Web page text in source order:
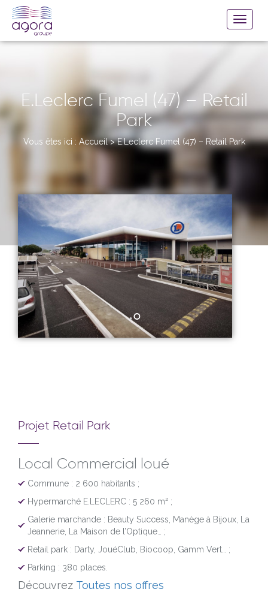
E.Leclerc Fumel (47) – Retail
Park
Vous êtes ici : Accueil>E.Leclerc Fumel (47) – Retail Park
Projet Retail Park
Local Commercial loué
Commune : 2 600 habitants ;
Hypermarché E.LECLERC : 5 260 m² ;
Galerie marchande : Beauty Success, Manège à Bijoux, La
Jeannerie, La Maison de l’Optique… ;
Retail park : Darty, JouéClub, Biocoop, Gamm Vert… ;
Parking : 380 places.
Découvrez Toutes nos offres